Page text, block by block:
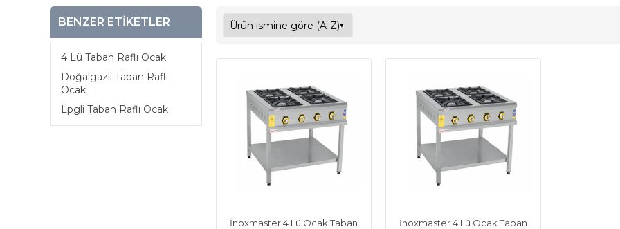
BENZER ETIKETLER
4 Lü Taban Raflı Ocak
Doğalgazlı Taban Raflı
Ocak
Lpgli Taban Raflı Ocak
İnoxmaster 4 Lü Ocak Taban
İnoxmaster 4 Lü Ocak Taban